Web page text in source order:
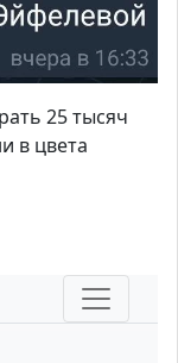
25 тысяч
в цвета